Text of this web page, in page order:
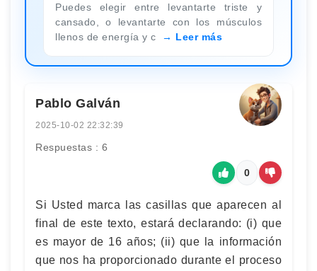
Puedes elegir entre levantarte triste y
cansado, o levantarte con los músculos
llenos de energía y c
Leer más
Pablo Galván
2025-10-02 22:32:39
Respuestas : 6
0
Si Usted marca las casillas que aparecen al
final de este texto, estará declarando: (i) que
es mayor de 16 años; (ii) que la información
que nos ha proporcionado durante el proceso